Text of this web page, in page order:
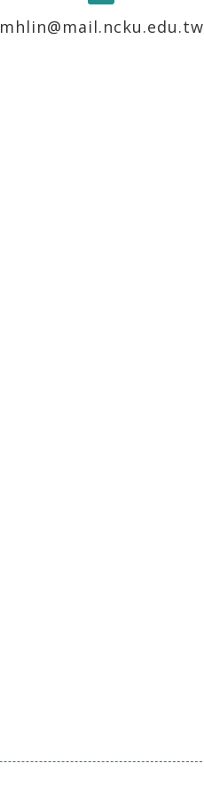
mhlin@mail.ncku.edu.tw